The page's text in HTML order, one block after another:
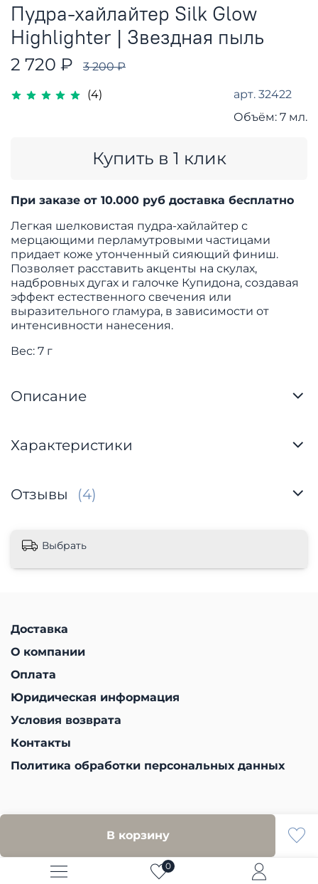
(4) арт. 32422
Объём: 7 мл.
Пудра-хайлайтер Silk Glow
Highlighter | Звездная пыль
2 720 ₽ 3 200 ₽
В корзину
Купить в 1 клик
При заказе от 10.000 руб доставка бесплатно
Легкая шелковистая пудра-хайлайтер с
мерцающими перламутровыми частицами
придает коже утонченный сияющий финиш.
Позволяет расставить акценты на скулах,
надбровных дугах и галочке Купидона, создавая
эффект естественного свечения или
выразительного гламура, в зависимости от
интенсивности нанесения.
Вес: 7 г
Описание
Характеристики
Отзывы (4)
Выбрать
Доставка
О компании
Оплата
Юридическая информация
Условия возврата
Контакты
Политика обработки персональных данных
0